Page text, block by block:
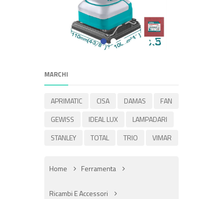
MARCHI
APRIMATIC CISA DAMAS
FAN
GEWISS
IDEAL LUX
LAMPADARI
STANLEY
TOTAL TRIO VIMAR
Home Ferramenta
Ricambi E Accessori